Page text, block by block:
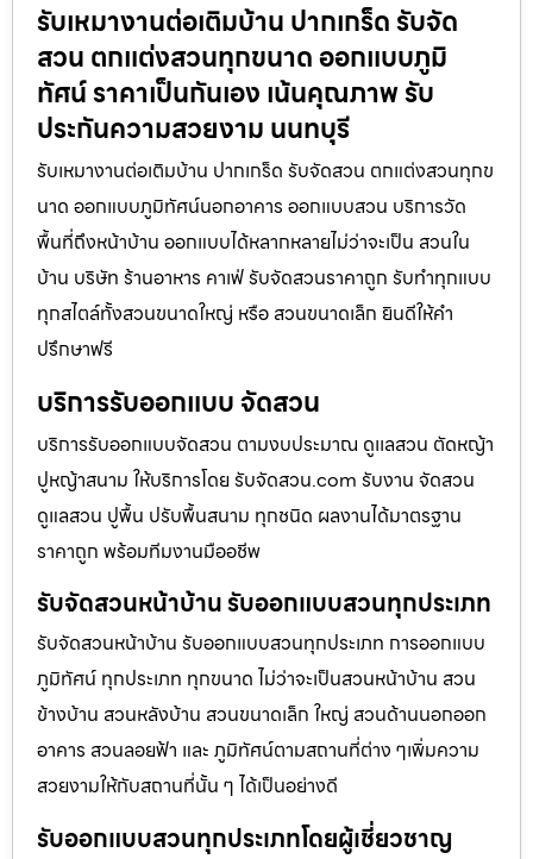
รับเหมางานต่อเติมบ้าน ปากเกร็ด รับจัด
สวน ตกแต่งสวนทุกขนาด ออกแบบภูมิ
ทัศน์ ราคาเป็นกันเอง เน้นคุณภาพ รับ
ประกันความสวยงาม นนทบุรี
รับเหมางานต่อเติมบ้าน ปากเกร็ด รับจัดสวน ตกแต่งสวนทุกข
นาด ออกแบบภูมิทัศน์นอกอาคาร ออกแบบสวน บริการวัด
พื้นที่ถึงหน้าบ้าน ออกแบบได้หลากหลายไม่ว่าจะเป็น สวนใน
บ้าน บริษัท ร้านอาหาร คาเฟ่ รับจัดสวนราคาถูก รับทำทุกแบบ
ทุกสไตล์ทั้งสวนขนาดใหญ่ หรือ สวนขนาดเล็ก ยินดีให้คำ
ปรึกษาฟรี
บริการรับออกแบบ จัดสวน
บริการรับออกแบบจัดสวน ตามงบประมาณ ดูเเลสวน ตัดหญ้า
ปูหญ้าสนาม ให้บริการโดย รับจัดสวน.com รับงาน จัดสวน
ดูแลสวน ปูพื้น ปรับพื้นสนาม ทุกชนิด ผลงานได้มาตรฐาน
ราคาถูก พร้อมทีมงานมืออชีพ
รับจัดสวนหน้าบ้าน รับออกแบบสวนทุกประเภท
รับจัดสวนหน้าบ้าน รับออกแบบสวนทุกประเภท การออกแบบ
ภูมิทัศน์ ทุกประเภท ทุกขนาด ไม่ว่าจะเป็นสวนหน้าบ้าน สวน
ข้างบ้าน สวนหลังบ้าน สวนขนาดเล็ก ใหญ่ สวนด้านนอกออก
อาคาร สวนลอยฟ้า และ ภูมิทัศน์ตามสถานที่ต่าง ๆเพิ่มความ
สวยงามให้กับสถานที่นั้น ๆ ได้เป็นอย่างดี
รับออกแบบสวนทุกประเภทโดยผู้เชี่ยวชาญ